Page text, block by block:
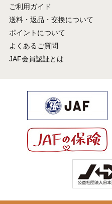
ご利用ガイド
送料・返品・交換について
ポイントについて
よくあるご質問
JAF会員認証とは